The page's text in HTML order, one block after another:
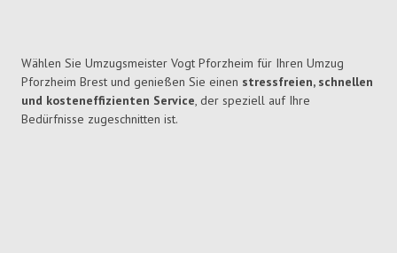
Wählen Sie Umzugsmeister Vogt Pforzheim für Ihren Umzug
Pforzheim Brest und genießen Sie einen stressfreien, schnellen
und kosteneffizienten Service, der speziell auf Ihre
Bedürfnisse zugeschnitten ist.